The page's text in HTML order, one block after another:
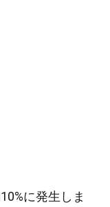
に発生しま